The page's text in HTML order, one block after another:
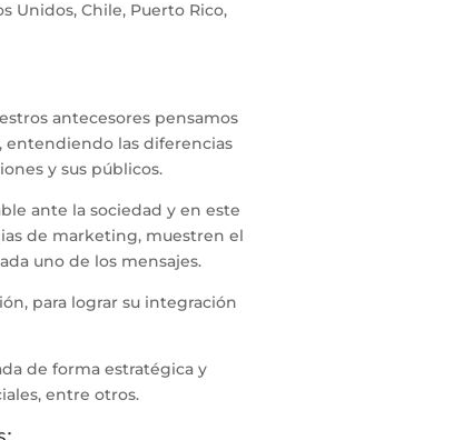
Unidos, Chile, Puerto Rico,
antecesores pensamos
entendiendo las diferencias
y sus públicos.
ante la sociedad y en este
de marketing, muestren el
uno de los mensajes.
para lograr su integración
de forma estratégica y
entre otros.